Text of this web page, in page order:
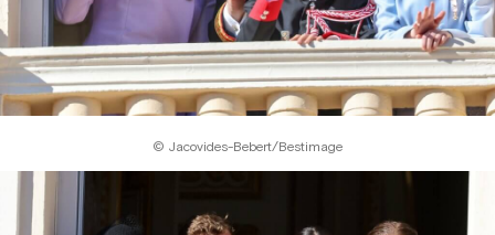
© Jacovides-Bebert/Bestimage